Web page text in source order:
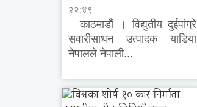
२२:४९
काठमाडौं । विद्युतीय दुईपांग्रे
सवारीसाधन उत्पादक याडिया
नेपालले नेपाली...